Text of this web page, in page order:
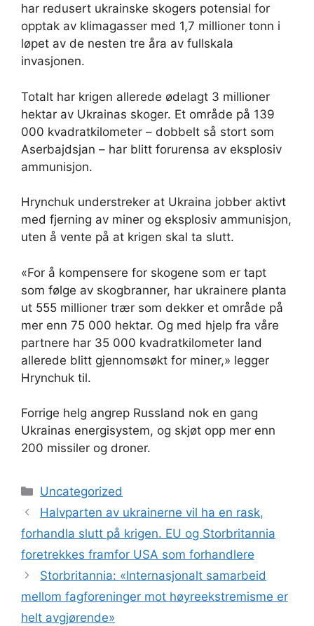
har redusert ukrainske skogers potensial for
opptak av klimagasser med 1,7 millioner tonn i
løpet av de nesten tre åra av fullskala
invasjonen.
Totalt har krigen allerede ødelagt 3 millioner
hektar av Ukrainas skoger. Et område på 139
000 kvadratkilometer – dobbelt så stort som
Aserbajdsjan – har blitt forurensa av eksplosiv
ammunisjon.
Hrynchuk understreker at Ukraina jobber aktivt
med fjerning av miner og eksplosiv ammunisjon,
uten å vente på at krigen skal ta slutt.
«For å kompensere for skogene som er tapt
som følge av skogbranner, har ukrainere planta
ut 555 millioner trær som dekker et område på
mer enn 75 000 hektar. Og med hjelp fra våre
partnere har 35 000 kvadratkilometer land
allerede blitt gjennomsøkt for miner,» legger
Hrynchuk til.
Forrige helg angrep Russland nok en gang
Ukrainas energisystem, og skjøt opp mer enn
200 missiler og droner.
Kategorier
Uncategorized
Halvparten av ukrainerne vil ha en rask,
forhandla slutt på krigen. EU og Storbritannia
foretrekkes framfor USA som forhandlere
Storbritannia: «Internasjonalt samarbeid
mellom fagforeninger mot høyreekstremisme er
helt avgjørende»